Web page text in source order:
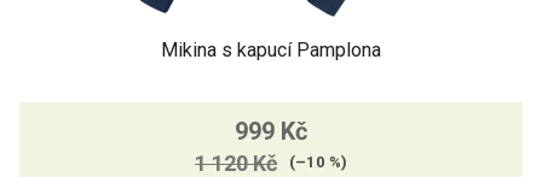
Mikina s kapucí Pamplona
999 Kč
1 120 Kč (–10 %)